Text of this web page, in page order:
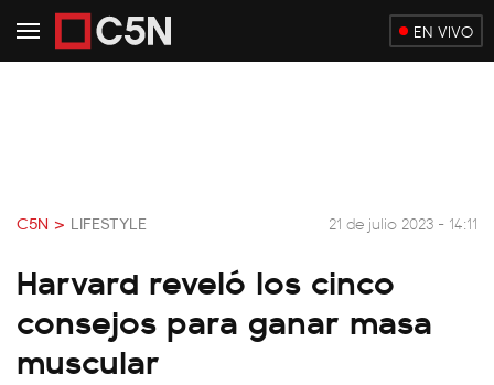
EN VIVO
C5N > LIFESTYLE 21 de julio 2023 - 14:11
Harvard reveló los cinco
consejos para ganar masa
muscular